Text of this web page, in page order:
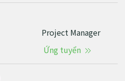
Project Manager
Ứng tuyển